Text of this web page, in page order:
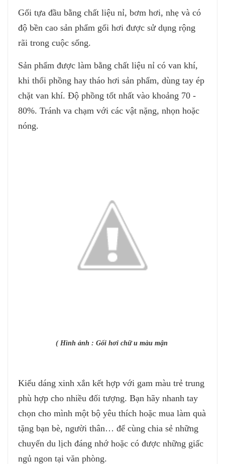
Gối tựa đầu bằng chất liệu nỉ, bơm hơi, nhẹ và có
độ bền cao sản phẩm gối hơi được sử dụng rộng
rãi trong cuộc sống.
Sản phẩm được làm bằng chất liệu nỉ có van khí,
khi thổi phồng hay tháo hơi sản phẩm, dùng tay ép
chặt van khí. Độ phồng tốt nhất vào khoảng 70 -
80%. Tránh va chạm với các vật nặng, nhọn hoặc
nóng.
( Hình ảnh : Gối hơi chữ u màu mận
Kiểu dáng xinh xắn kết hợp với gam màu trẻ trung
phù hợp cho nhiều đối tượng. Bạn hãy nhanh tay
chọn cho mình một bộ yêu thích hoặc mua làm quà
tặng bạn bè, người thân… để cùng chia sẻ những
chuyến du lịch đáng nhớ hoặc có được những giấc
ngủ ngon tại văn phòng.